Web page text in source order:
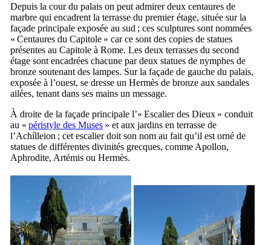
Depuis la cour du palais on peut admirer deux centaures de
marbre qui encadrent la terrasse du premier étage, située sur la
façade principale exposée au sud ; ces sculptures sont nommées
« Centaures du Capitole » car ce sont des copies de statues
présentes au Capitole à Rome. Les deux terrasses du second
étage sont encadrées chacune par deux statues de nymphes de
bronze soutenant des lampes. Sur la façade de gauche du palais,
exposée à l’ouest, se dresse un Hermès de bronze aux sandales
ailées, tenant dans ses mains un message.
À droite de la façade principale l’« Escalier des Dieux » conduit
au « péristyle des Muses » et aux jardins en terrasse de
l’Achílleion ; cet escalier doit son nom au fait qu’il est orné de
statues de différentes divinités grecques, comme Apollon,
Aphrodite, Artémis ou Hermès.